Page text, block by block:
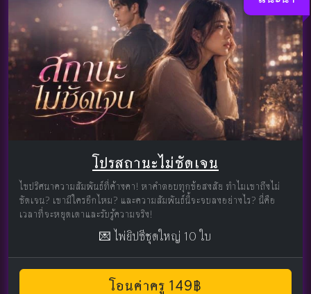
โปรสถานะไม่ชัดเจน
ไขปริศนาความสัมพันธ์ที่ค้างคา! หาคำตอบทุกข้อสงสัย ทำไมเขาถึงไม่
ชัดเจน? เขามีใครอีกไหม? และความสัมพันธ์นี้จะจบลงอย่างไร? นี่คือ
เวลาที่จะหยุดเดาและรับรู้ความจริง!
💌 ไพ่ยิปซีชุดใหญ่ 10 ใบ
โอนค่าครู 149฿